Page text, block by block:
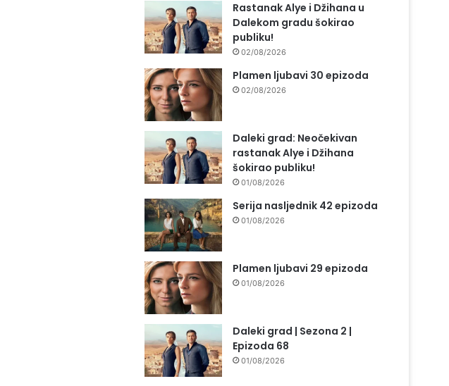
Rastanak Alye i Džihana u
Dalekom gradu šokirao
publiku!
02/08/2026
Plamen ljubavi 30 epizoda
02/08/2026
Daleki grad: Neočekivan
rastanak Alye i Džihana
šokirao publiku!
01/08/2026
Serija nasljednik 42 epizoda
01/08/2026
Plamen ljubavi 29 epizoda
01/08/2026
Daleki grad | Sezona 2 |
Epizoda 68
01/08/2026